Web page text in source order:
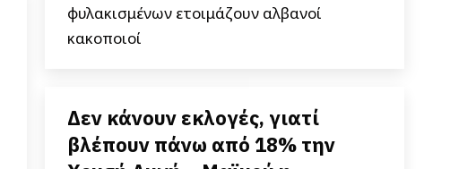
φυλακισμένων ετοιμάζουν αλβανοί
κακοποιοί
Δεν κάνουν εκλογές, γιατί
βλέπουν πάνω από 18% την